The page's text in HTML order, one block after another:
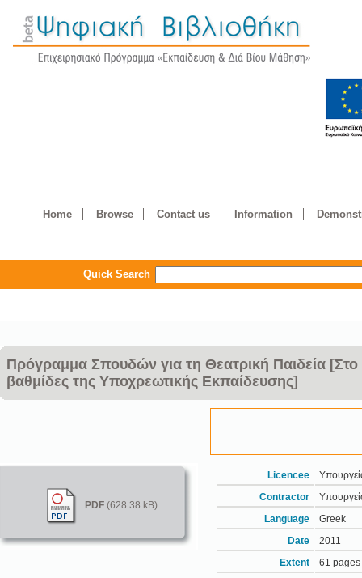
Home Browse Contact us Information
Quick Search
Πρόγραμμα Σπουδών για τη Θεατρική Παιδεία [Στο
βαθμίδες της Υποχρεωτικής Εκπαίδευσης]
PDF(628.38 kB)
Licencee
Contractor
Language Greek
Date 2011
Extent 61 pages